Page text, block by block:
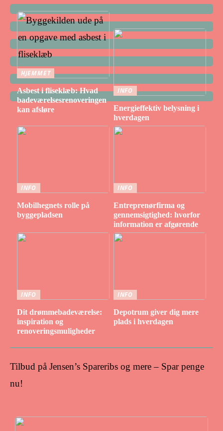
HJEMMET
Asbest i fliseklæb: Hvad
badeværelsesrenoveringen
kan afsløre
INFO
Energieffektiv belysning i
hverdagen
INFO
Mobilhegnets rolle på
byggepladsen
INFO
Entreprenørfirma og
gennemsigtighed: hvorfor
information er afgørende
INFO
Dit drømmebadeværelse:
inspiration og
renoveringsmuligheder
INFO
Depotrum giver dig mere
plads i hverdagen
Tilbud på Jensen’s Spareribs og mere – Spar penge
nu!